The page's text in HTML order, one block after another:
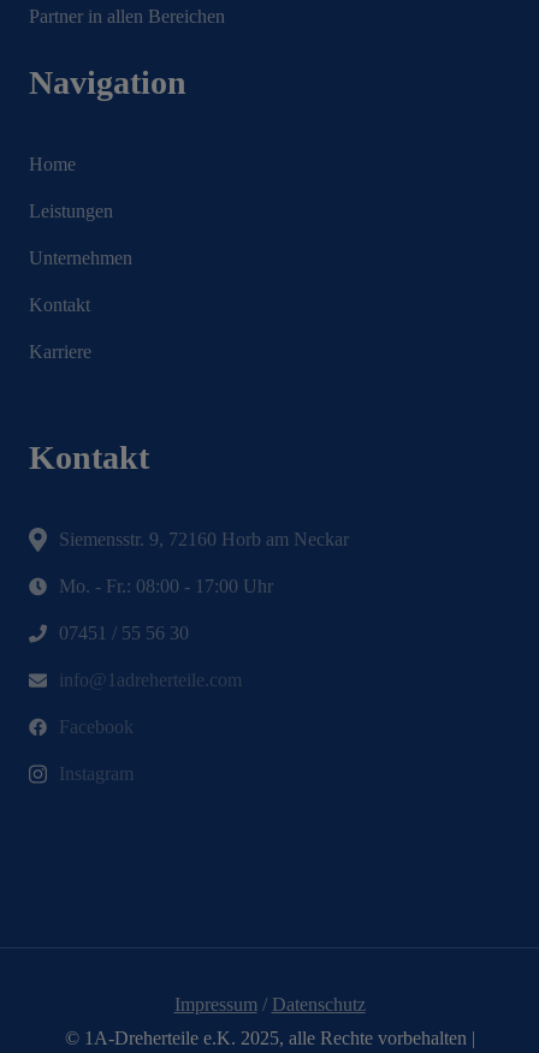
Partner in allen Bereichen
Navigation
Home
Leistungen
Unternehmen
Kontakt
Karriere
Kontakt
Siemensstr. 9, 72160 Horb am Neckar
Mo. - Fr.: 08:00 - 17:00 Uhr
07451 / 55 56 30
info@1adreherteile.com
Facebook
Instagram
Impressum / Datenschutz
© 1A-Dreherteile e.K. 2025, alle Rechte vorbehalten |